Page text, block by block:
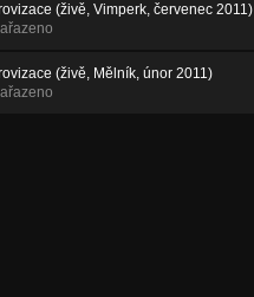
(živě, Vimperk, červenec 2011)
(živě, Mělník, únor 2011)